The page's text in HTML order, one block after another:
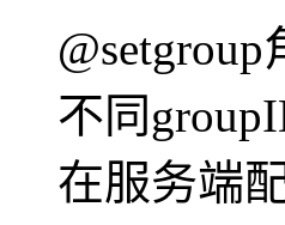
不同
在服务端